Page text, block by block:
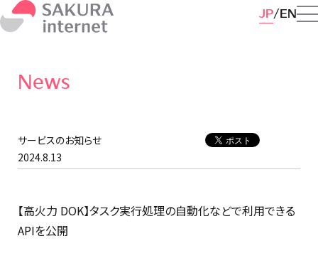
JP EN
News
サービスのお知らせ
2024.8.13
【高火力 DOK】タスク実行処理の自動化などで利用できる
APIを公開